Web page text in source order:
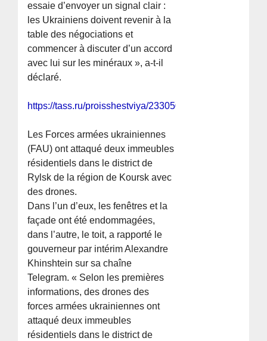
essaie d’envoyer un signal clair :
les Ukrainiens doivent revenir à la
table des négociations et
commencer à discuter d’un accord
avec lui sur les minéraux », a-t-il
déclaré.
https://tass.ru/proisshestviya/23305071
Les Forces armées ukrainiennes
(FAU) ont attaqué deux immeubles
résidentiels dans le district de
Rylsk de la région de Koursk avec
des drones.
Dans l’un d’eux, les fenêtres et la
façade ont été endommagées,
dans l’autre, le toit, a rapporté le
gouverneur par intérim Alexandre
Khinshtein sur sa chaîne
Telegram. « Selon les premières
informations, des drones des
forces armées ukrainiennes ont
attaqué deux immeubles
résidentiels dans le district de